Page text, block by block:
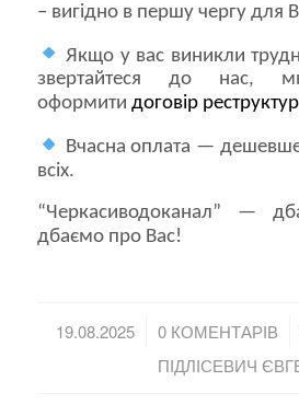
– вигідно в першу чергу для
Якщо у вас виникли
звертайтеся до нас,
оформити договір
Вчасна оплата — дешевше
всіх.
“Черкасиводоканал” —
дбаємо про Вас!
19.08.2025
/ 0 КОМЕНТАРІВ
/
ПІДЛІСЕВИЧ